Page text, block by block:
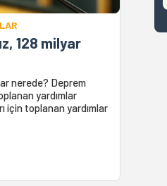
128 milyar
nerede? Deprem
yardımlar
için toplanan yardımlar